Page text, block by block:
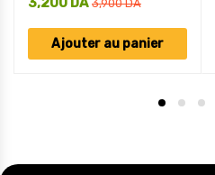
3,900DA
Ajouter au panier